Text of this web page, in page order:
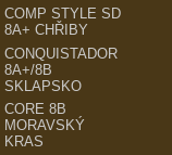
COMP STYLE SD
8A+ CHŘIBY
CONQUISTADOR
8A+/8B
SKLAPSKO
CORE 8B
MORAVSKÝ
KRAS